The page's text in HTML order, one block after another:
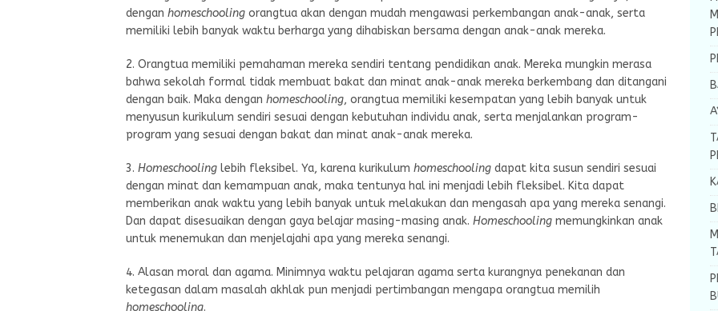
dengan homeschooling orangtua akan dengan mudah mengawasi perkembangan anak-anak, serta
memiliki lebih banyak waktu berharga yang dihabiskan bersama dengan anak-anak mereka.
2. Orangtua memiliki pemahaman mereka sendiri tentang pendidikan anak. Mereka mungkin merasa
bahwa sekolah formal tidak membuat bakat dan minat anak-anak mereka berkembang dan ditangani
dengan baik. Maka dengan homeschooling, orangtua memiliki kesempatan yang lebih banyak untuk
menyusun kurikulum sendiri sesuai dengan kebutuhan individu anak, serta menjalankan program-
program yang sesuai dengan bakat dan minat anak-anak mereka.
3. Homeschooling lebih fleksibel. Ya, karena kurikulum homeschooling dapat kita susun sendiri sesuai
dengan minat dan kemampuan anak, maka tentunya hal ini menjadi lebih fleksibel. Kita dapat
memberikan anak waktu yang lebih banyak untuk melakukan dan mengasah apa yang mereka senangi.
Dan dapat disesuaikan dengan gaya belajar masing-masing anak. Homeschooling memungkinkan anak
untuk menemukan dan menjelajahi apa yang mereka senangi.
4. Alasan moral dan agama. Minimnya waktu pelajaran agama serta kurangnya penekanan dan
ketegasan dalam masalah akhlak pun menjadi pertimbangan mengapa orangtua memilih
homeschooling.